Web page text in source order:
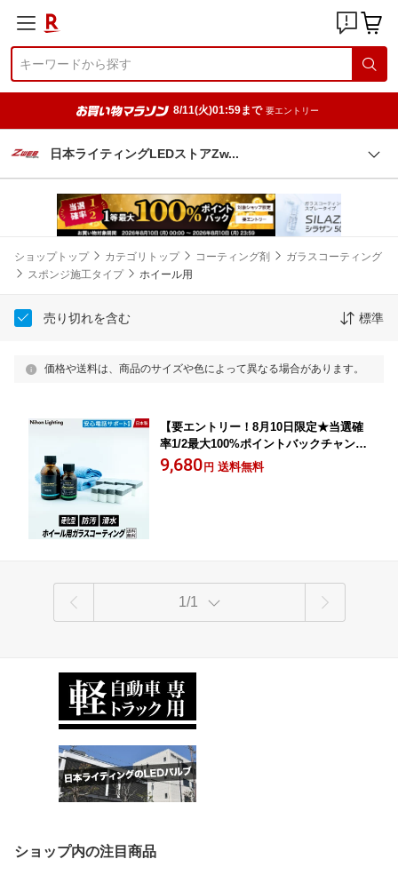
8/11(火)01:59まで 要エントリー
日本ライティングLEDストアZw
ショップトップ カテゴリトップ コーティング剤
ガラスコーティング
スポンジ施工タイプ
ホイール用
売り切れを含む 標準
価格や送料は、商品のサイズや色によって異なる場合があります。
【要エントリー！8月10日限定★当選確
率1/2最大100%ポイントバックチャン
ス】高密度ガラスコーティング剤【ホイ
ール用】電話サポート付き ガラスコー
9,680 円 送料無料
1/1
ショップ内の注目商品